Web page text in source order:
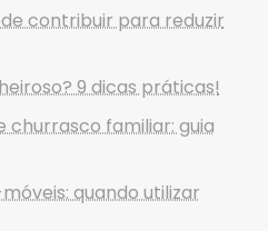
contribuir para reduzir
9 dicas práticas!
churrasco familiar: guia
quando utilizar